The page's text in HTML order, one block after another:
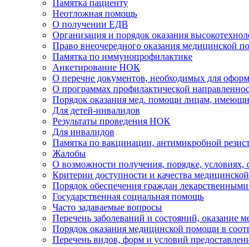
Памятка пациенту
Неотложная помощь
О получении ЕДВ
Организация и порядок оказания
Право внеочередного оказания медицинской
Памятка по иммунопрофилактике
Анкетирование НОК
О перечне документов, необходимых для
О программах профилактической
Порядок оказания мед. помощи лицам,
Для детей-инвалидов
Результаты проведения НОК
Для инвалидов
Памятка по вакцинации, антимикробной
Жалобы
О возможности получения, порядке, условиях,
Критерии доступности и качества
Порядок обеспечения граждан
Государственная социальная помощь
Часто задаваемые вопросы
Перечень заболеваний и состояний, оказание
Порядок оказания медицинской помощи в
Перечень видов, форм и условий